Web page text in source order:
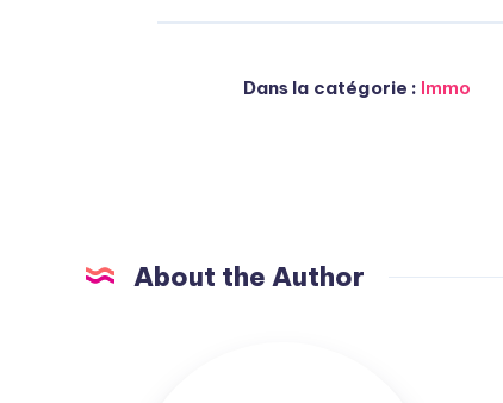
Dans la catégorie : Immo
About the Author